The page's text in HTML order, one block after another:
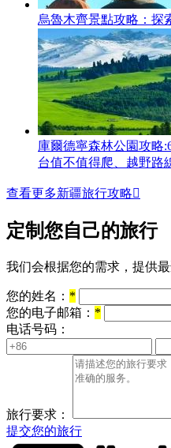
烏魯木齊景點攻略：探
庫爾德寧森林公園攻略
台值不值得爬、越野路
查看更多新疆旅行攻略
定制您自己的旅行
我们会根据您的需求，提供
您的姓名： *
您的电子邮箱： *
电话号码：
旅行要求：
提交您的旅行